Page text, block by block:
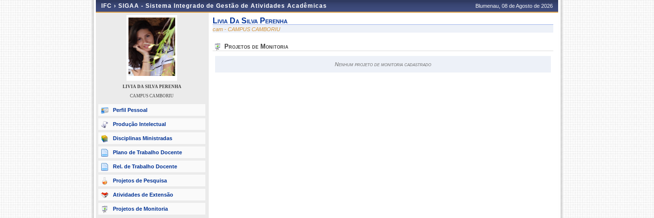
IFC › SIGAA - Sistema Integrado de Gestão de Atividades Acadêmicas Blumenau, 08 de Agosto de 2026
LIVIA DA SILVA PERENHA
CAMPUS CAMBORIU
Perfil Pessoal
Produção Intelectual
Disciplinas Ministradas
Plano de Trabalho Docente
Rel. de Trabalho Docente
Projetos de Pesquisa
Atividades de Extensão
Projetos de Monitoria
Livia Da Silva Perenha
cam - CAMPUS CAMBORIU
Projetos de Monitoria
Nenhum projeto de monitoria cadastrado